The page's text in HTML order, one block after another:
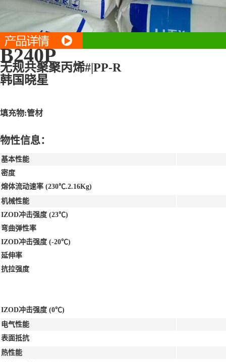
B240P
无规共聚聚丙烯#|PP-R
韩国晓星
填充物:管材
物性信息：
基本性能
密度
熔体流动速率 (230℃.2.16Kg)
机械性能
IZOD冲击强度 (23℃)
弯曲弹性率
IZOD冲击强度 (-20℃)
延伸率
抗拉强度
IZOD冲击强度 (0℃)
电气性能
表面抵抗
热性能